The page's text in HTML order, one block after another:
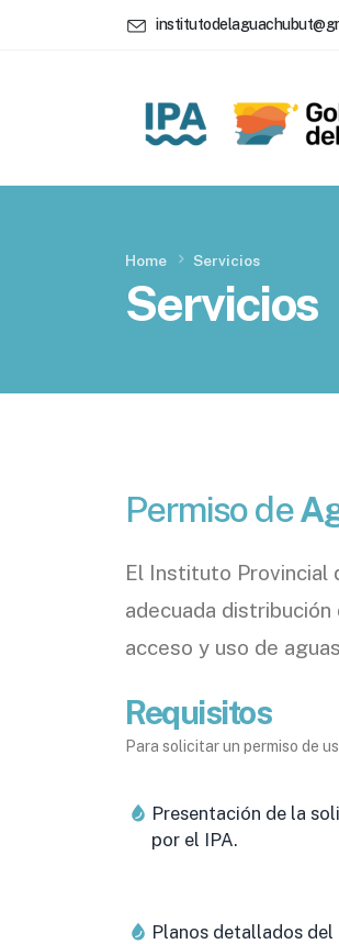
Home Servicios
Servicios
Permiso de
El Instituto Provincial
adecuada
acceso y uso de
Requisitos
Para solicitar un permiso de
Presentación de la
por el IPA.
Planos detallados